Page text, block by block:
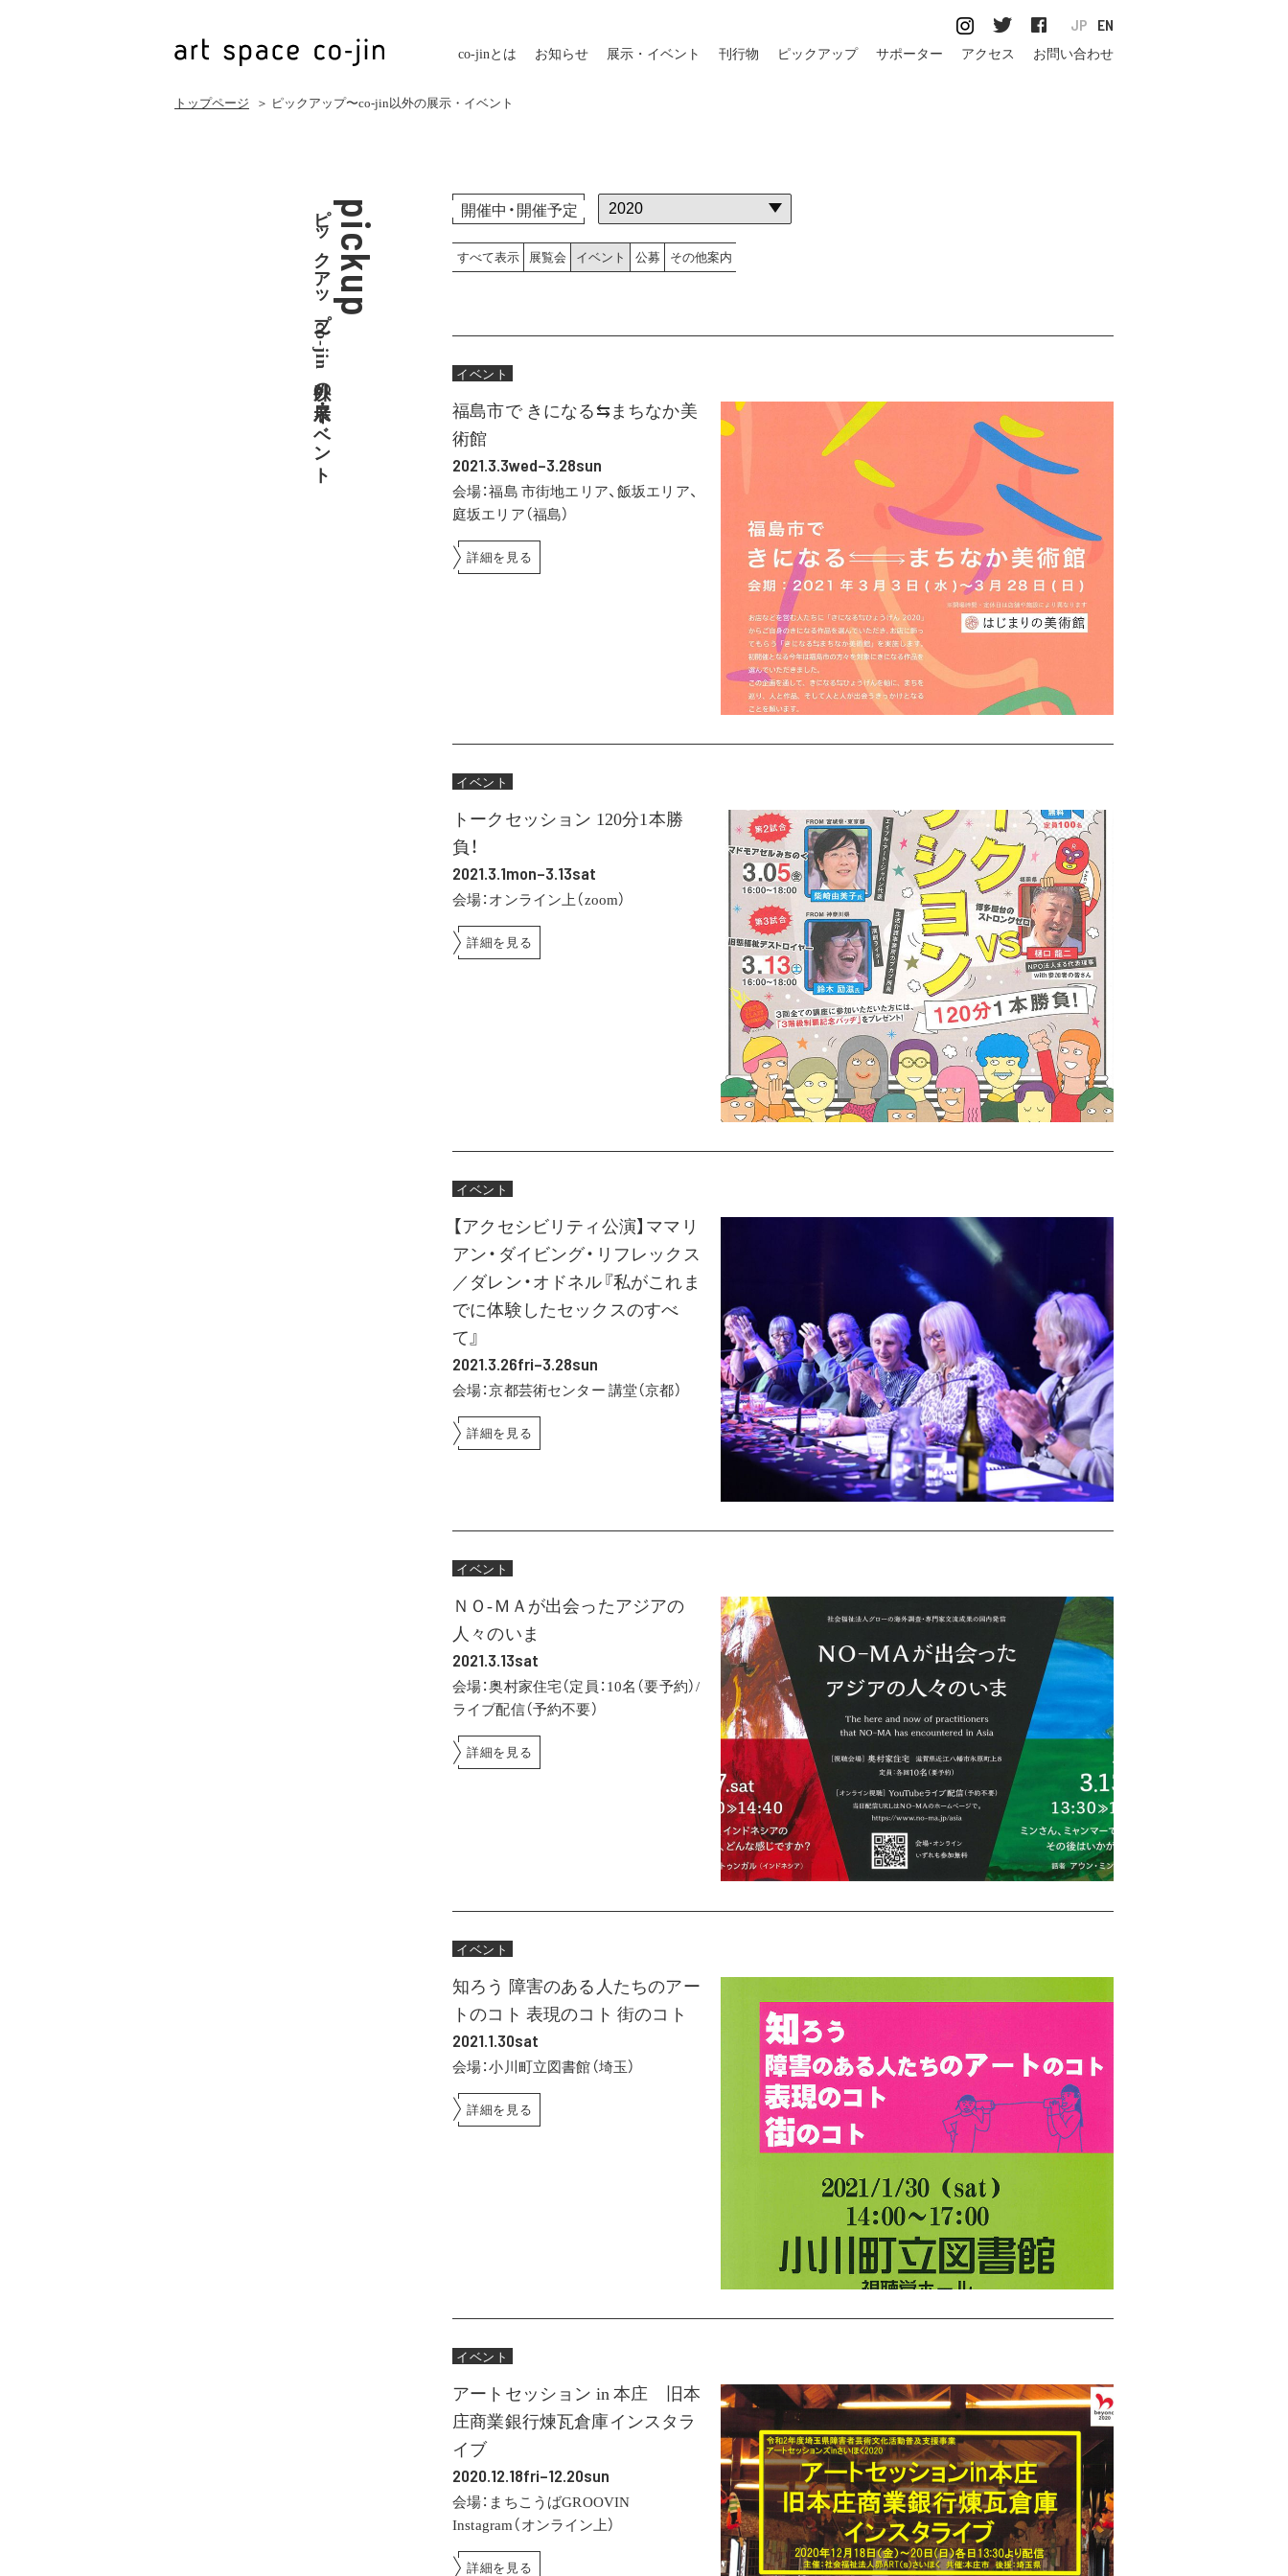
EN
JP
co-jinとは お知らせ 展示・イベント 刊行物 ピックアップ サポーター アクセス お問い合わせ
トップページ ＞ ピックアップ〜co-jin以外の展示・イベント
pickup
ピックアップ〜co-jin以外の展示・イベント 開催中・開催予定
すべて表示 展覧会 イベント 公募 その他案内
イベント
福島市で きになる⇆まちなか美
術館
2021.3.3wed–3.28sun
会場：福島市街地エリア、飯坂エリア、
庭坂エリア（福島）
詳細を見る
イベント
トークセッション 120分1本勝
負！
2021.3.1mon–3.13sat
会場：オンライン上（zoom）
詳細を見る
イベント
【アクセシビリティ公演】ママリ
アン・ダイビング・リフレックス
／ダレン・オドネル『私がこれま
でに体験したセックスのすべ
て』
2021.3.26fri–3.28sun
会場：京都芸術センター 講堂（京都）
詳細を見る
イベント
ＮＯ-ＭＡが出会ったアジアの
人々のいま
2021.3.13sat
会場：奥村家住宅（定員：10名（要予約）/
ライブ配信（予約不要）
詳細を見る
イベント
知ろう 障害のある人たちのアー
トのコト 表現のコト 街のコト
2021.1.30sat
会場：小川町立図書館（埼玉）
詳細を見る
イベント
アートセッション in 本庄 旧本
庄商業銀行煉瓦倉庫インスタラ
イブ
2020.12.18fri–12.20sun
会場：まちこうばGROOVIN
Instagram（オンライン上）
詳細を見る